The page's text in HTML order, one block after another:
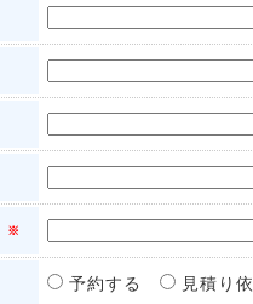
※
予約する 見積り